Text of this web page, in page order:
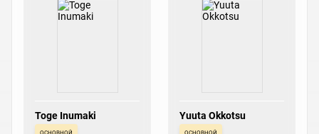
Toge Inumaki
основной
Yuuta Okkotsu
основной